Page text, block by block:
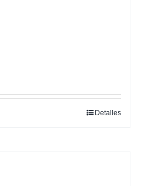
Detalles